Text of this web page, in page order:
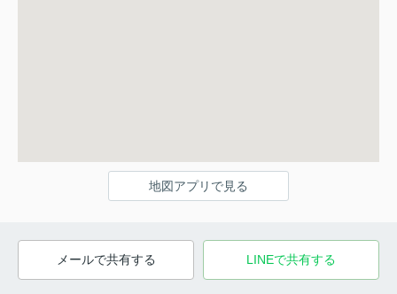
地図アプリで見る
メールで共有する LINEで共有する